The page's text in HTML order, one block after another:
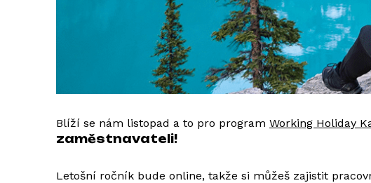
Blíží se nám listopad a to pro program Working Holiday
zaměstnavateli!
Letošní ročník bude online, takže si můžeš zajistit